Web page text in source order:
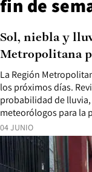
fin de
04 JUNIO
La Región
los próximos días.
probabilidad de
meteorólogos para la
Sol, niebla y
Metropolitana